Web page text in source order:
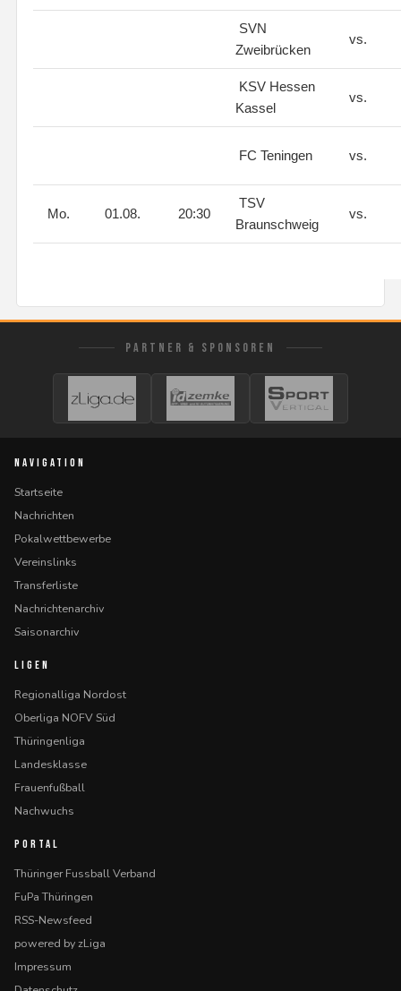
SVN
Zweibrücken
vs.
KSV Hessen
Kassel
vs.
FC Teningen vs.
Mo. 01.08. 20:30
TSV
Braunschweig
vs.
PARTNER & SPONSOREN
NAVIGATION
Startseite
Nachrichten
Pokalwettbewerbe
Vereinslinks
Transferliste
Nachrichtenarchiv
Saisonarchiv
LIGEN
Regionalliga Nordost
Oberliga NOFV Süd
Thüringenliga
Landesklasse
Frauenfußball
Nachwuchs
PORTAL
Thüringer Fussball Verband
FuPa Thüringen
RSS-Newsfeed
powered by zLiga
Impressum